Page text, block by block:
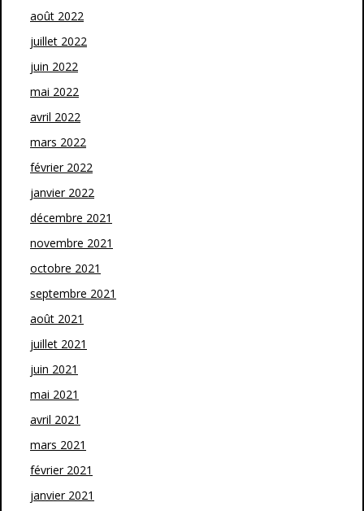
août 2022
juillet 2022
juin 2022
mai 2022
avril 2022
mars 2022
février 2022
janvier 2022
décembre 2021
novembre 2021
octobre 2021
septembre 2021
août 2021
juillet 2021
juin 2021
mai 2021
avril 2021
mars 2021
février 2021
janvier 2021